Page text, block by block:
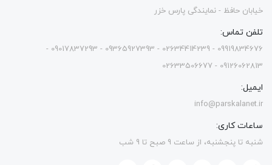
خیابان حافظ - نمایندگی پارس خزر
تلفن تماس:
09919834676 - 02634414239 - 09365927393 - 09017837293 -
09126062813 - 02633506677
ایمیل:
info@parskalanet.ir
ساعات کاری:
شنبه تا پنجشنبه، از ساعت 9 صبح تا 9 شب